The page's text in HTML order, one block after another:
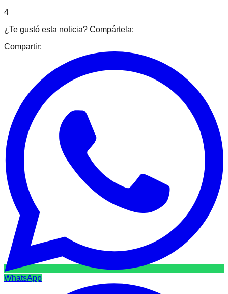
4
¿Te gustó esta noticia? Compártela:
Compartir:
WhatsApp